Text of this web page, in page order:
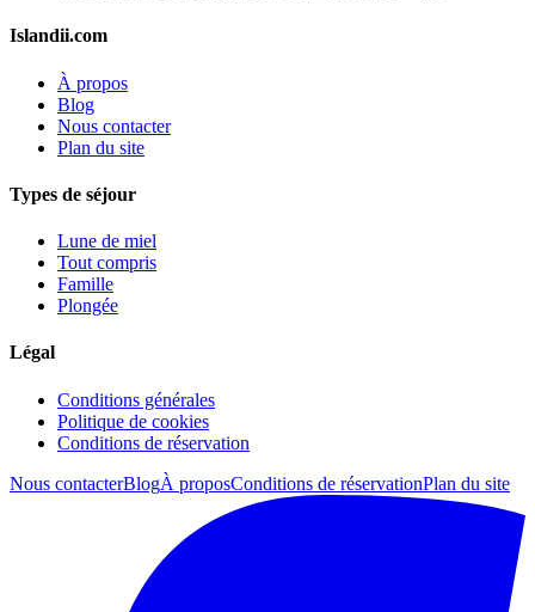
Islandii.com
À propos
Blog
Nous contacter
Plan du site
Types de séjour
Lune de miel
Tout compris
Famille
Plongée
Légal
Conditions générales
Politique de cookies
Conditions de réservation
Nous contacterBlogÀ proposConditions de réservationPlan du site